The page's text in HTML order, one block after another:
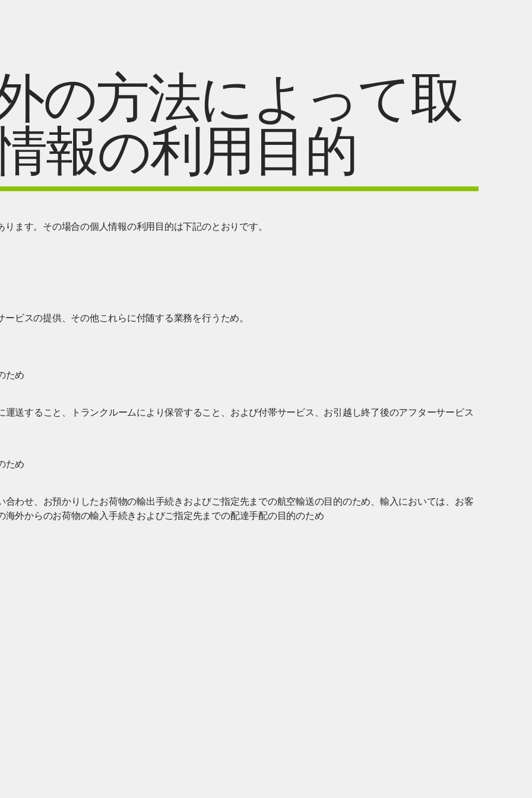
の方法によって取
報の利用目的
ます。その場合の個人情報の利用目的は下記のとおりです。
ビスの提供、その他これらに付随する業務を行うため。
ため
送すること、トランクルームにより保管すること、および付帯サービス、お引越し終了後のアフターサービス
ため
わせ、お預かりしたお荷物の輸出手続きおよびご指定先までの航空輸送の目的のため、輸入においては、お客
外からのお荷物の輸入手続きおよびご指定先までの配達手配の目的のため